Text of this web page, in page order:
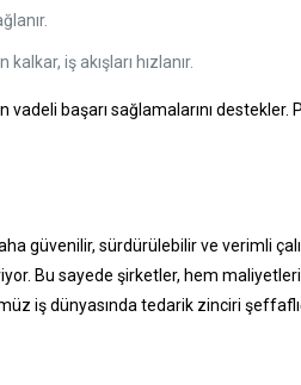
iş akışları hızlanır.
başarı sağlamalarını
güvenilir, sürdürülebilir ve verimli
Bu sayede şirketler, hem
iş dünyasında tedarik zinciri